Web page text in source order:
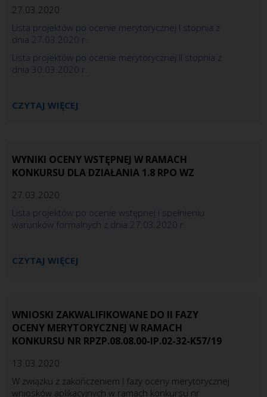
27.03.2020
Lista projektów po ocenie merytorycznej I stopnia z
dnia 27.03.2020 r.
Lista projektów po ocenie merytorycznej II stopnia z
dnia 30.03.2020 r.
CZYTAJ WIĘCEJ
WYNIKI OCENY WSTĘPNEJ W RAMACH
KONKURSU DLA DZIAŁANIA 1.8 RPO WZ
27.03.2020
Lista projektów po ocenie wstępnej i spełnieniu
warunków formalnych z dnia 27.03.2020 r.
CZYTAJ WIĘCEJ
WNIOSKI ZAKWALIFIKOWANE DO II FAZY
OCENY MERYTORYCZNEJ W RAMACH
KONKURSU NR RPZP.08.08.00-IP.02-32-K57/19
13.03.2020
W związku z zakończeniem I fazy oceny merytorycznej
wniosków aplikacyjnych w ramach konkursu nr